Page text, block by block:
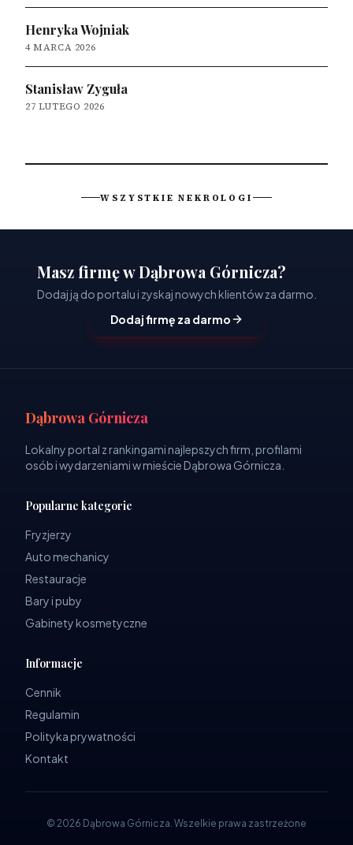
Henryka Wojniak
4 MARCA 2026
Stanisław Zyguła
27 LUTEGO 2026
WSZYSTKIE NEKROLOGI
Masz firmę w Dąbrowa Górnicza?
Dodaj ją do portalu i zyskaj nowych klientów za darmo.
Dodaj firmę za darmo
Dąbrowa Górnicza
Lokalny portal z rankingami najlepszych firm, profilami
osób i wydarzeniami w mieście Dąbrowa Górnicza.
Popularne kategorie
Fryzjerzy
Auto mechanicy
Restauracje
Bary i puby
Gabinety kosmetyczne
Informacje
Cennik
Regulamin
Polityka prywatności
Kontakt
© 2026 Dąbrowa Górnicza. Wszelkie prawa zastrzeżone